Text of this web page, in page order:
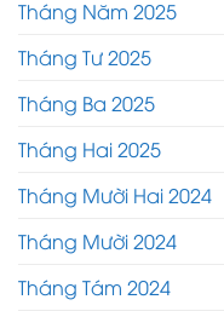
Tháng Năm 2025
Tháng Tư 2025
Tháng Ba 2025
Tháng Hai 2025
Tháng Mười Hai 2024
Tháng Mười 2024
Tháng Tám 2024